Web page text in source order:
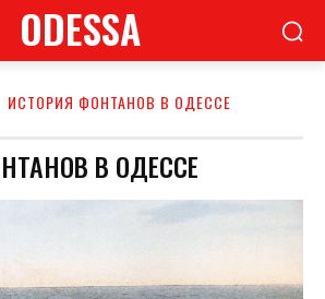
ODESSA
ИСТОРИЯ ФОНТАНОВ В ОДЕССЕ
В ОДЕССЕ